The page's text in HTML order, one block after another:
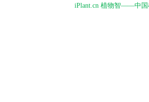
iPlant.cn 植物智——中国